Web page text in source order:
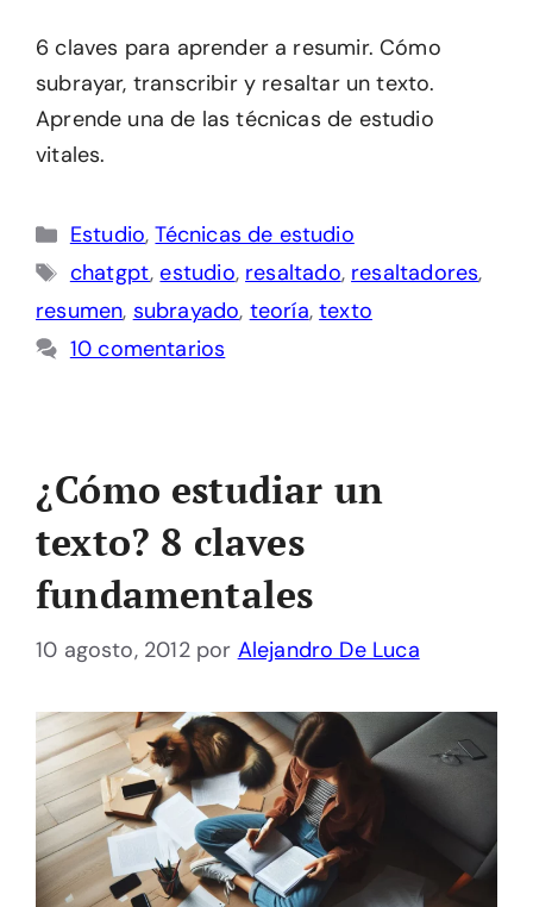
6 claves para aprender a resumir. Cómo
subrayar, transcribir y resaltar un texto.
Aprende una de las técnicas de estudio
vitales.
Categorías
Estudio,Técnicas de estudio
Etiquetas
chatgpt,estudio, resaltado, resaltadores,
resumen, subrayado, teoría,texto
10 comentarios
¿Cómo estudiar un
texto? 8 claves
fundamentales
10 agosto, 2012 por Alejandro De Luca